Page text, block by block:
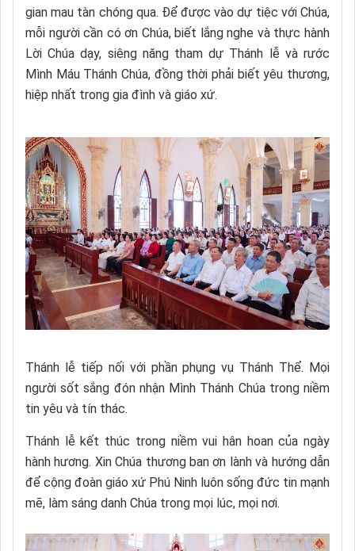
gian mau tàn chóng qua. Để được vào dự tiệc với Chúa,
mỗi người cần có ơn Chúa, biết lắng nghe và thực hành
Lời Chúa dạy, siêng năng tham dự Thánh lễ và rước
Mình Máu Thánh Chúa, đồng thời phải biết yêu thương,
hiệp nhất trong gia đình và giáo xứ.
Thánh lễ tiếp nối với phần phụng vụ Thánh Thể. Mọi
người sốt sắng đón nhận Mình Thánh Chúa trong niềm
tin yêu và tín thác.
Thánh lễ kết thúc trong niềm vui hân hoan của ngày
hành hương. Xin Chúa thương ban ơn lành và hướng dẫn
để cộng đoàn giáo xứ Phú Ninh luôn sống đức tin mạnh
mẽ, làm sáng danh Chúa trong mọi lúc, mọi nơi.